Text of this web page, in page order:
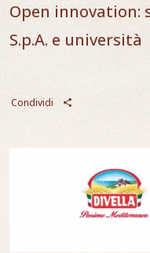
Open innovation:
S.p.A. e università
Condividi